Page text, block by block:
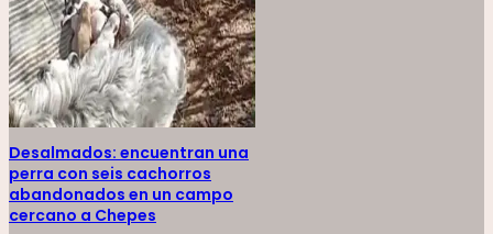
Desalmados: encuentran una
perra con seis cachorros
abandonados en un campo
cercano a Chepes